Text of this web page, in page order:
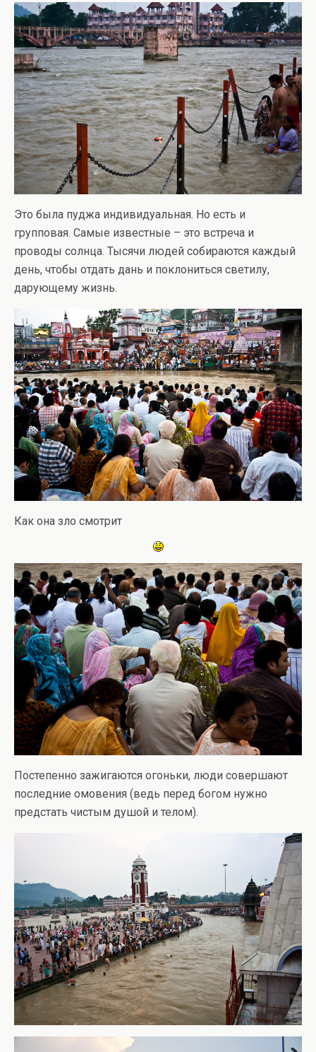
Это была пуджа индивидуальная. Но есть и
групповая. Самые известные – это встреча и
проводы солнца. Тысячи людей собираются каждый
день, чтобы отдать дань и поклониться светилу,
дарующему жизнь.
Как она зло смотрит
Постепенно зажигаются огоньки, люди совершают
последние омовения (ведь перед богом нужно
предстать чистым душой и телом).